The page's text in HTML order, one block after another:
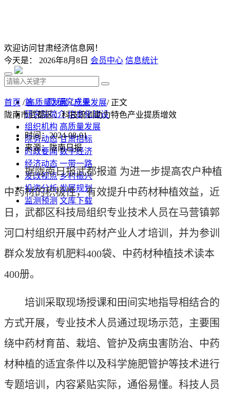
欢迎访问甘肃经济信息网！
今天是： 2026年8月8日 会员中心 信息统计
首 页 研究成果
研究院简介 信息化建设
组织机构 高质量发展
院务动态 甘肃招标
时政要闻 数字经济
经济动态 一带一路
发改视点 乡村振兴
投资分析 发展规划
监测预测 文库下载
首页 /高质量发展/产业发展/ 正文
陇南市武都区：科技培训助力特色产业提质增效
时间：2024-08-01
来源：陇南日报
据陇南日报武都报道 为进一步提高农户种植
中药材的积极性，有效提升中药材种植效益，近
日，武都区科技局组织专业技术人员在马营镇郭
河口村组织开展中药材产业人才培训，并为参训
群众发放有机肥料400袋、中药材种植技术读本
400册。
培训采取现场授课和田间实地指导相结合的
方式开展，专业技术人员通过现场示范，主要围
绕中药材育苗、栽培、管护及病虫害防治、中药
材种植的适宜条件以及科学施肥管护等技术进行
专题培训，内容紧贴实际，通俗易懂。科技人员